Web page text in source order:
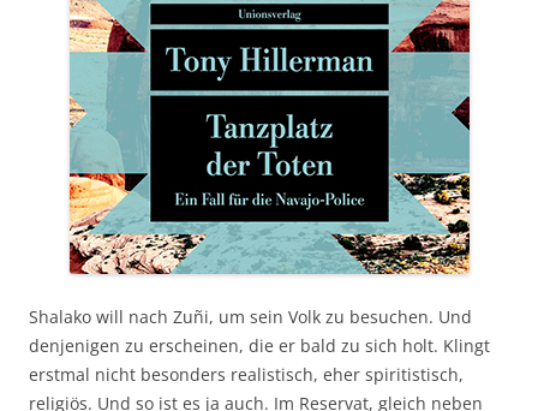
Shalako will nach Zuñi, um sein Volk zu besuchen. Und
denjenigen zu erscheinen, die er bald zu sich holt. Klingt
erstmal nicht besonders realistisch, eher spiritistisch,
religiös. Und so ist es ja auch. Im Reservat, gleich neben